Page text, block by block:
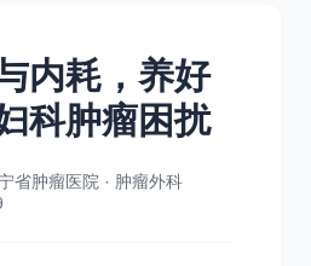
内耗，养好
科肿瘤困扰
省肿瘤医院 · 肿瘤外科